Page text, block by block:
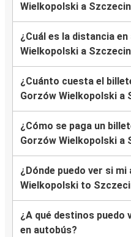
Wielkopolski a
¿Cuál es la distancia
Wielkopolski a
¿Cuánto cuesta el
Gorzów Wielkopolski a
¿Cómo se paga un
Gorzów Wielkopolski a
¿Dónde puedo ver si
Wielkopolski to
¿A qué destinos puedo
en autobús?